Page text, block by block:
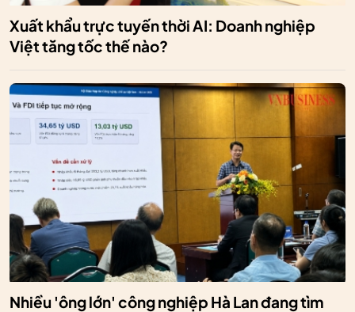
Xuất khẩu trực tuyến thời AI: Doanh nghiệp
Việt tăng tốc thế nào?
Nhiều 'ông lớn' công nghiệp Hà Lan đang tìm